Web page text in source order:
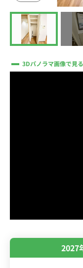
3Dパノラマ画像で見る
2027